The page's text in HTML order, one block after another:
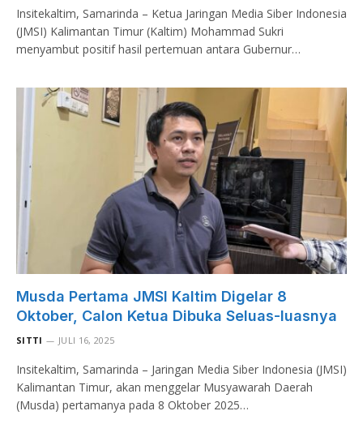
Insitekaltim, Samarinda – Ketua Jaringan Media Siber Indonesia
(JMSI) Kalimantan Timur (Kaltim) Mohammad Sukri
menyambut positif hasil pertemuan antara Gubernur…
Musda Pertama JMSI Kaltim Digelar 8
Oktober, Calon Ketua Dibuka Seluas-luasnya
SITTI JULI 16, 2025
Insitekaltim, Samarinda – Jaringan Media Siber Indonesia (JMSI)
Kalimantan Timur, akan menggelar Musyawarah Daerah
(Musda) pertamanya pada 8 Oktober 2025…